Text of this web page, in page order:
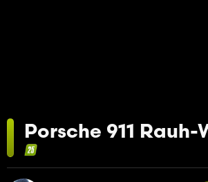
Porsche 911 Rauh-